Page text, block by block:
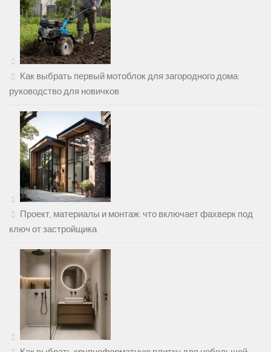
Как выбрать первый мотоблок для загородного дома:
руководство для новичков
Проект, материалы и монтаж: что включает фахверк под
ключ от застройщика